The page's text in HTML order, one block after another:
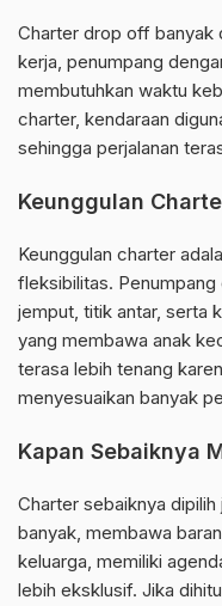
Charter drop off banyak
kerja, penumpang
membutuhkan waktu
charter, kendaraan
sehingga perjalanan
Keunggulan
Keunggulan charter
fleksibilitas.
jemput, titik antar, serta
yang membawa anak
terasa lebih tenang
menyesuaikan banyak
Kapan Sebaiknya
Charter sebaiknya
banyak, membawa
keluarga, memiliki
lebih eksklusif. Jika